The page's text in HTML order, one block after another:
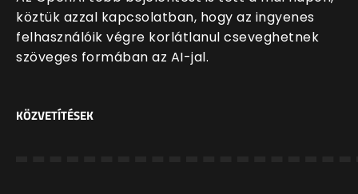
köztük azzal kapcsolatban, hogy az ingyenes
felhasználóik végre korlátlanul cseveghetnek
szöveges formában az AI-jal.
KÖZVETÍTÉSEK